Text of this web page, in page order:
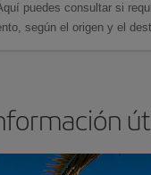
puedes consultar si
según el origen y el